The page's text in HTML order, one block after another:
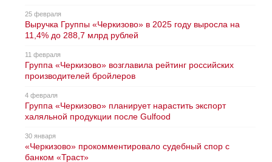
25 февраля
Выручка Группы «Черкизово» в 2025 году выросла на
11,4% до 288,7 млрд рублей
11 февраля
Группа «Черкизово» возглавила рейтинг российских
производителей бройлеров
4 февраля
Группа «Черкизово» планирует нарастить экспорт
халяльной продукции после Gulfood
30 января
«Черкизово» прокомментировало судебный спор с
банком «Траст»